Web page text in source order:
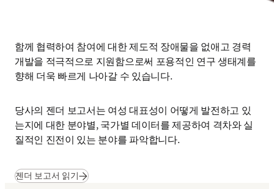
함께 협력하여 참여에 대한 제도적 장애물을 없애고 경력
개발을 적극적으로 지원함으로써 포용적인 연구 생태계를
향해 더욱 빠르게 나아갈 수 있습니다.
당사의 젠더 보고서는 여성 대표성이 어떻게 발전하고 있
는지에 대한 분야별, 국가별 데이터를 제공하여 격차와 실
질적인 진전이 있는 분야를 파악합니다.
젠더 보고서 읽기